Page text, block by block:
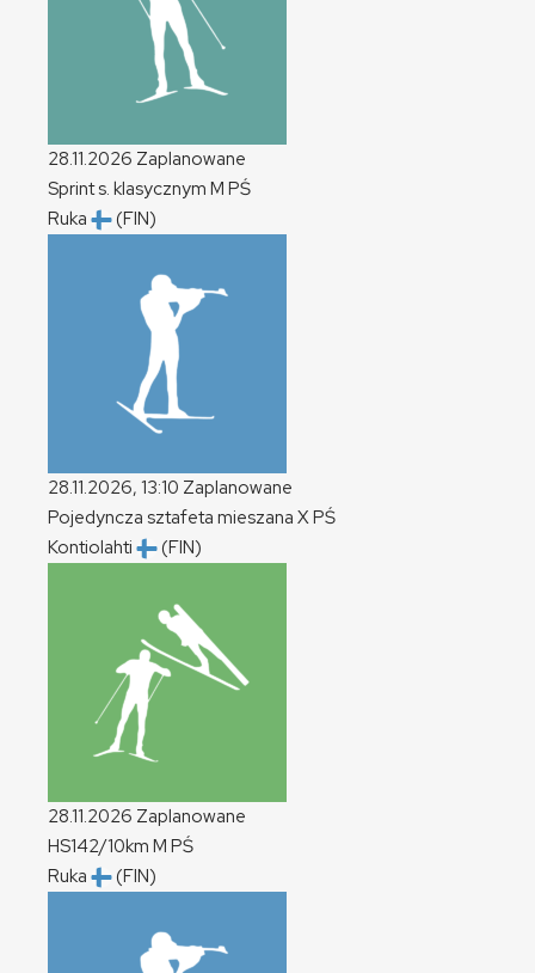
28.11.2026 Zaplanowane
Sprint s. klasycznym M PŚ
Ruka
(FIN)
28.11.2026, 13:10 Zaplanowane
Pojedyncza sztafeta mieszana XPŚ
Kontiolahti
(FIN)
28.11.2026 Zaplanowane
HS142/10km M PŚ
Ruka
(FIN)